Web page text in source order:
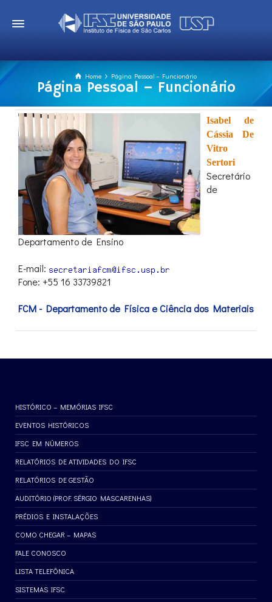
Home Página Pessoal – Funcionário
Página Pessoal – Funcionário
Isabel de
Cássia De
Vitro
Sertori
Secretário
de
Departamento de Ensino
E-mail:
Fone: +55 16 33739821
FCM - Departamento de Física e Ciência dos Materiais
HISTÓRICO – MEMÓRIAS IFSC
EVENTOS HISTÓRICOS
IFSC EM NÚMEROS
RELATÓRIOS DE ATIVIDADES DO IFSC
RELATÓRIOS DE GESTÃO
AUDITÓRIO (PROF. SÉRGIO MASCARENHAS)
PRÉDIOS E INSTALAÇÕES
COMO CHEGAR – MAPAS
FALE CONOSCO
LISTA TELEFÔNICA
SISTEMAS IFSC